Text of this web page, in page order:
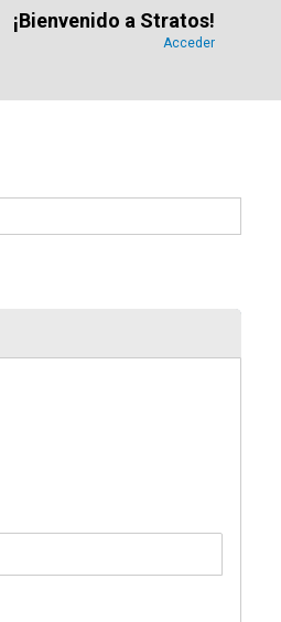
¡Bienvenido a Stratos!
Acceder